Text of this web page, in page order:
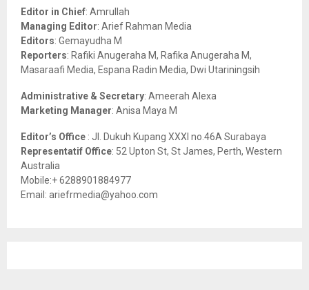
o
r
:
Editor in Chief: Amrullah
Managing Editor: Arief Rahman Media
Editors: Gemayudha M
Reporters: Rafiki Anugeraha M, Rafika Anugeraha M,
Masaraafi Media, Espana Radin Media, Dwi Utariningsih
Administrative & Secretary: Ameerah Alexa
Marketing Manager: Anisa Maya M
Editor’s Office : Jl. Dukuh Kupang XXXI no.46A Surabaya
Representatif Office: 52 Upton St, St James, Perth, Western
Australia
Mobile:+ 6288901884977
Email: ariefrmedia@yahoo.com